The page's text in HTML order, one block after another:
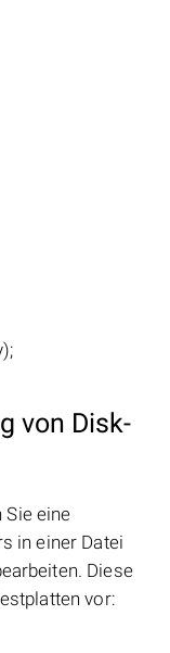
von Disk-
eine
in einer Datei
Diese
vor: